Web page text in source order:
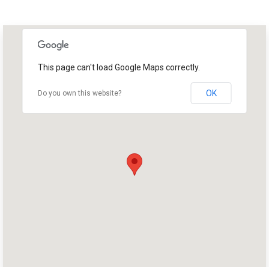
This page can't load Google Maps correctly.
Do you own this website? OK